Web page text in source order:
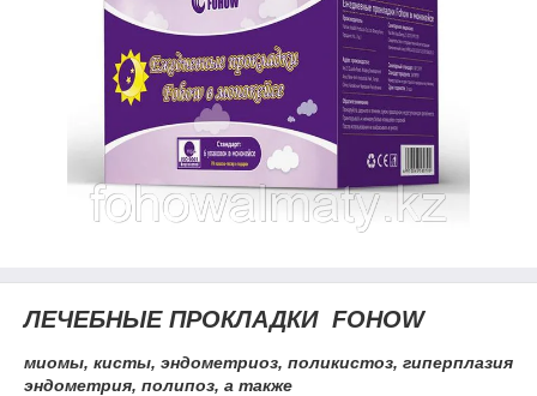
ЛЕЧЕБНЫЕ ПРОКЛАДКИ FOHOW
миомы, кисты, эндометриоз, поликистоз, гиперплазия
эндометрия, полипоз, а также